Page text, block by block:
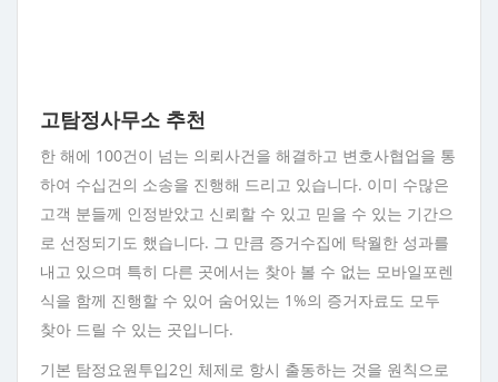
고탐정사무소 추천
한 해에 100건이 넘는 의뢰사건을 해결하고 변호사협업을 통
하여 수십건의 소송을 진행해 드리고 있습니다. 이미 수많은
고객 분들께 인정받았고 신뢰할 수 있고 믿을 수 있는 기간으
로 선정되기도 했습니다. 그 만큼 증거수집에 탁월한 성과를
내고 있으며 특히 다른 곳에서는 찾아 볼 수 없는 모바일포렌
식을 함께 진행할 수 있어 숨어있는 1%의 증거자료도 모두
찾아 드릴 수 있는 곳입니다.
기본 탐정요원투입2인 체제로 항시 출동하는 것을 원칙으로